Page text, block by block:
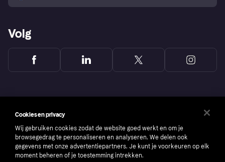
Volg
Cookies en privacy
Wij gebruiken cookies zodat de website goed werkt en om je
browsegedrag te personaliseren en analyseren. We delen ook
gegevens met onze advertentiepartners. Je kunt je voorkeuren op elk
moment beheren of je toestemming intrekken.